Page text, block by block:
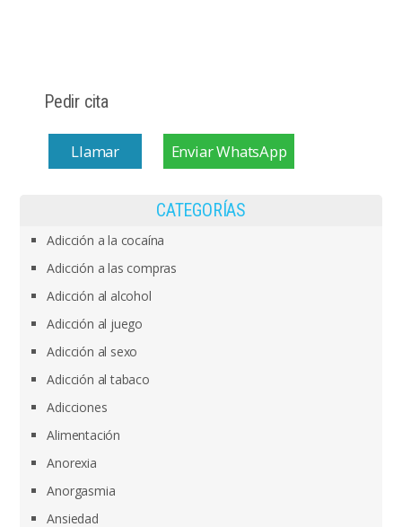
Pedir cita
Llamar Enviar WhatsApp
CATEGORÍAS
Adicción a la cocaína
Adicción a las compras
Adicción al alcohol
Adicción al juego
Adicción al sexo
Adicción al tabaco
Adicciones
Alimentación
Anorexia
Anorgasmia
Ansiedad